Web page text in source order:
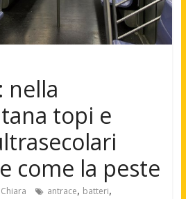
nella
topi e
come la peste
Chiara antrace, batteri,